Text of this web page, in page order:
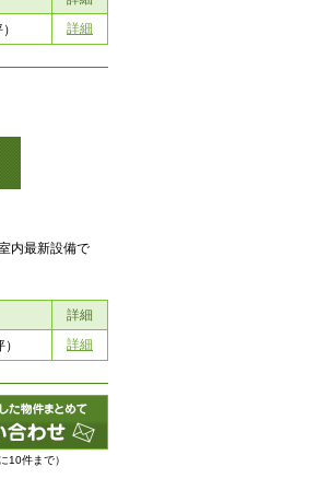
詳細
内最新設備で
詳細
詳細
10件まで）